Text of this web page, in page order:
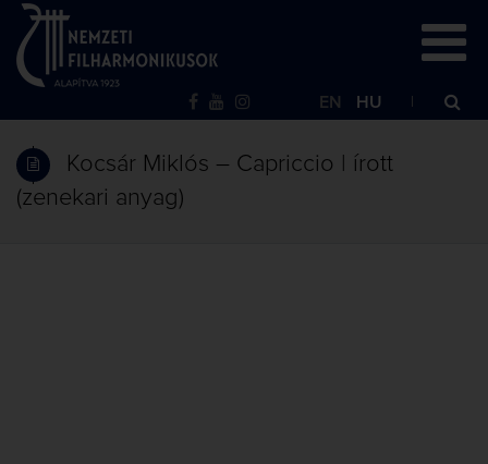
EN HU
Kocsár Miklós – Capriccio | írott
(zenekari anyag)